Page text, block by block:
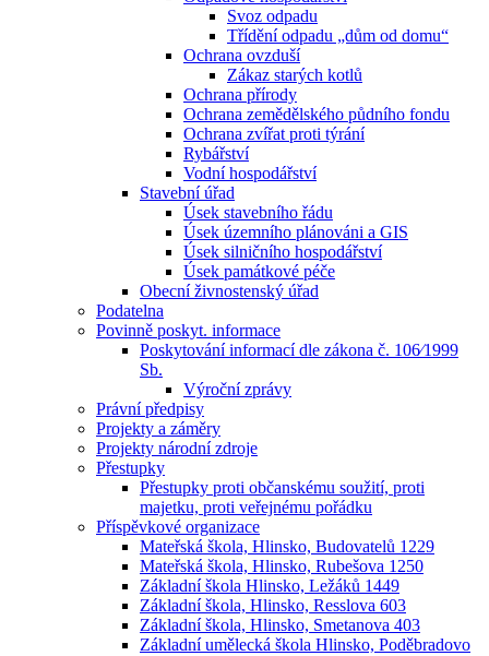
Svoz odpadu
Třídění odpadu „dům od domu“
Ochrana ovzduší
Zákaz starých kotlů
Ochrana přírody
Ochrana zemědělského půdního fondu
Ochrana zvířat proti týrání
Rybářství
Vodní hospodářství
Stavební úřad
Úsek stavebního řádu
Úsek územního plánováni a GIS
Úsek silničního hospodářství
Úsek památkové péče
Obecní živnostenský úřad
Podatelna
Povinně poskyt. informace
Poskytování informací dle zákona č. 106⁄1999
Sb.
Výroční zprávy
Právní předpisy
Projekty a záměry
Projekty národní zdroje
Přestupky
Přestupky proti občanskému soužití, proti
majetku, proti veřejnému pořádku
Příspěvkové organizace
Mateřská škola, Hlinsko, Budovatelů 1229
Mateřská škola, Hlinsko, Rubešova 1250
Základní škola Hlinsko, Ležáků 1449
Základní škola, Hlinsko, Resslova 603
Základní škola, Hlinsko, Smetanova 403
Základní umělecká škola Hlinsko, Poděbradovo